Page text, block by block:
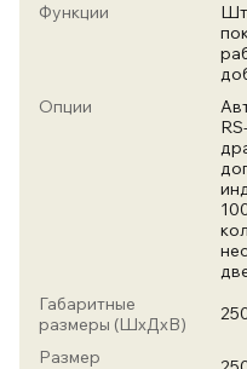
Функции
Опции
Габаритные
размеры (ШхДхВ)
Размер